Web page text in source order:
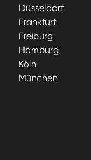
Düsseldorf
Frankfurt
Freiburg
Hamburg
Köln
München